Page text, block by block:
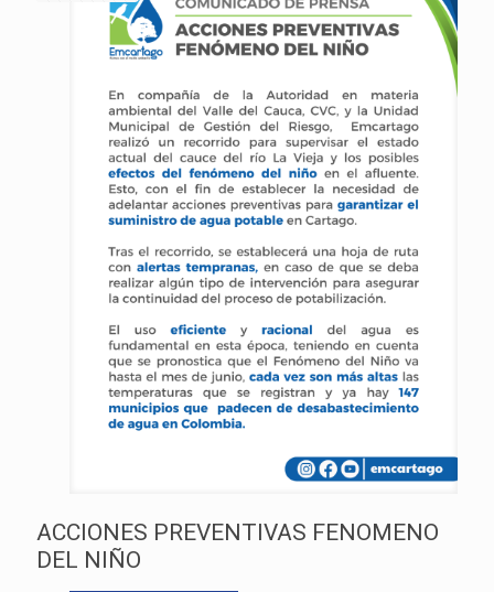
ACCIONES PREVENTIVAS FENOMENO
DEL NIÑO